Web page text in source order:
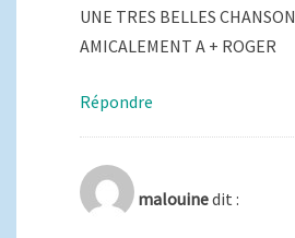
UNE TRES BELLES CHANSON
AMICALEMENT A + ROGER
Répondre
malouinedit :